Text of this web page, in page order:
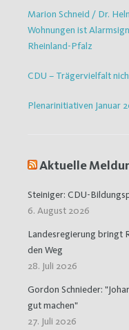
Marion Schneid / Dr.
Wohnungen ist
Rheinland-Pfalz
CDU – Trägervielfalt
Plenarinitiativen Januar
Aktuelle
Steiniger: CDU-
6. August 2026
Landesregierung bringt
den Weg
28. Juli 2026
Gordon Schnieder:
gut machen"
27. Juli 2026